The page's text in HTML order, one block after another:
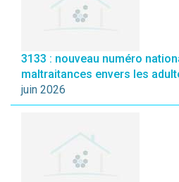
3133 : nouveau numéro
maltraitances envers les
juin 2026